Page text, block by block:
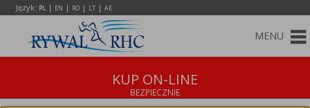
Język: PL | EN | RO | LT | AE
MENU
KUP ON-LINE